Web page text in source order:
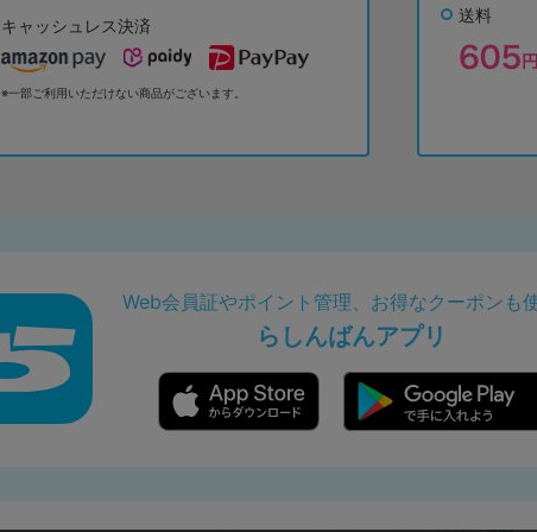
キャッシュレス決済
※一部ご利用いただけない商品がございます。
送料
Web会員証やポイント管理、お得なクーポンも
らしんばんアプリ